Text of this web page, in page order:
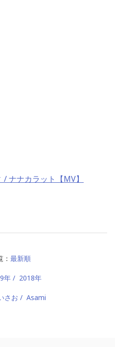
ナナカラット【MV】
最新順
年 2018年
さお Asami